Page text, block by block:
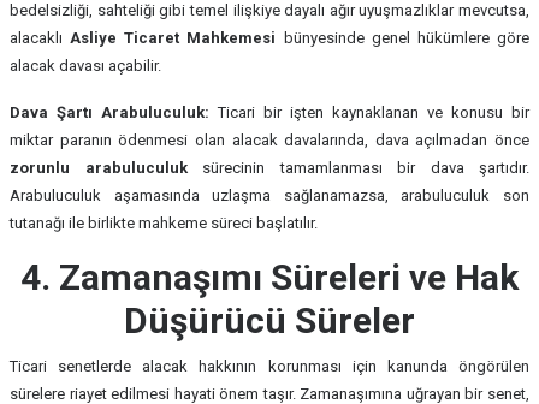
bedelsizliği, sahteliği gibi temel ilişkiye dayalı ağır uyuşmazlıklar mevcutsa,
alacaklıAsliye Ticaret Mahkemesi bünyesinde genel hükümlere göre
alacak davası açabilir.
Dava Şartı Arabuluculuk: Ticari bir işten kaynaklanan ve konusu bir
miktar paranın ödenmesi olan alacak davalarında, dava açılmadan önce
zorunlu arabuluculuksürecinin tamamlanması bir dava şartıdır.
Arabuluculuk aşamasında uzlaşma sağlanamazsa, arabuluculuk son
tutanağı ile birlikte mahkeme süreci başlatılır.
4. Zamanaşımı Süreleri ve Hak
Düşürücü Süreler
Ticari senetlerde alacak hakkının korunması için kanunda öngörülen
sürelere riayet edilmesi hayati önem taşır. Zamanaşımına uğrayan bir senet,